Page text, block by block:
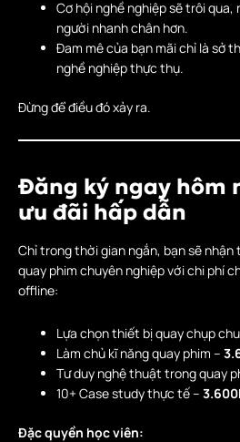
Cơ hội nghề nghiệp sẽ trôi
người nhanh chân hơn.
Đam mê của bạn mãi chỉ là sở
nghề nghiệp thực thụ.
Đừng để điều đó xảy ra.
Đăng ký ngay hôm
ưu đãi hấp dẫn
Chỉ trong thời gian ngắn, bạn sẽ
quay phim chuyên nghiệp với chi phí
offline:
Lựa chọn thiết bị quay chụp
Làm chủ kĩ năng quay phim –
Tư duy nghệ thuật trong quay
10+ Case study thực tế –
Đặc quyền học viên: